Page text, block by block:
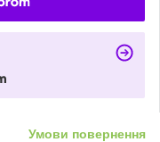
Умови повернення